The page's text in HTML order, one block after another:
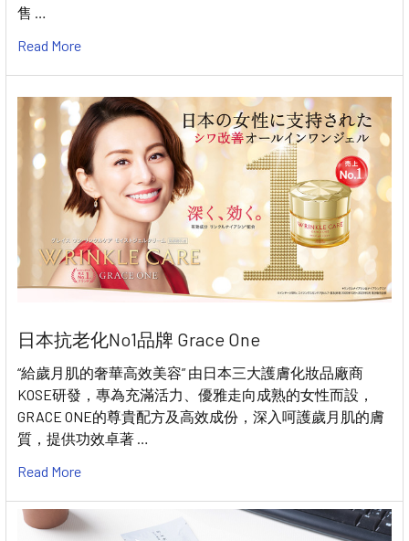
售 …
Read More
日本抗老化No1品牌 Grace One
“給歲月肌的奢華高效美容” 由日本三大護膚化妝品廠商
KOSE研發，專為充滿活力、優雅走向成熟的女性而設，
GRACE ONE的尊貴配方及高效成份，深入呵護歲月肌的膚
質，提供功效卓著 …
Read More